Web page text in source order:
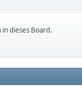
dieses Board.